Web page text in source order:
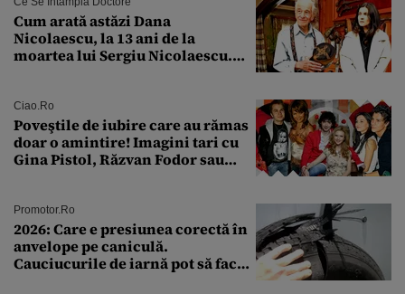
Cum arată astăzi Dana
Nicolaescu, la 13 ani de la
moartea lui Sergiu Nicolaescu.
Ciao.ro
Poveştile de iubire care au rămas
doar o amintire! Imagini tari cu
Gina Pistol, Răzvan Fodor sau
Promotor.ro
2026: Care e presiunea corectă în
anvelope pe caniculă.
Cauciucurile de iarnă pot să facă